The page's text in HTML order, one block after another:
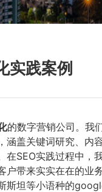
实践案例
的数字营销公司。我
涵盖关键词研究、内
在SEO实践过程中
户带来实实在在的业
斯坦等小语种的